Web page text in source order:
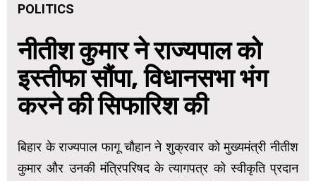
POLITICS
नीतीश कुमार ने राज्यपाल को
इस्तीफा सौंपा, विधानसभा भंग
करने की सिफारिश की
बिहार के राज्यपाल फागू चौहान ने शुक्रवार को मुख्यमंत्री नीतीश
कुमार और उनकी मंत्रिपरिषद के त्यागपत्र को स्वीकृति प्रदान